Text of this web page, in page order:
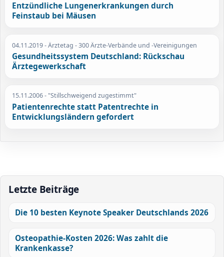
Entzündliche Lungenerkrankungen durch
Feinstaub bei Mäusen
04.11.2019- Ärztetag - 300 Ärzte-Verbände und -Vereinigungen
Gesundheitssystem Deutschland: Rückschau
Ärztegewerkschaft
15.11.2006- "Stillschweigend zugestimmt"
Patientenrechte statt Patentrechte in
Entwicklungsländern gefordert
Letzte Beiträge
Die 10 besten Keynote Speaker Deutschlands 2026
Osteopathie-Kosten 2026: Was zahlt die
Krankenkasse?